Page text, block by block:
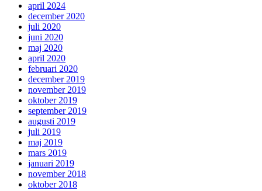
april 2024
december 2020
juli 2020
juni 2020
maj 2020
april 2020
februari 2020
december 2019
november 2019
oktober 2019
september 2019
augusti 2019
juli 2019
maj 2019
mars 2019
januari 2019
november 2018
oktober 2018